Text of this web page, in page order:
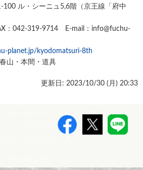
ル・シーニュ5,6階（京王線「府中
：042-319-9714 E-mail：info@fuchu-
planet.jp/kyodomatsuri-8th
山・本間・道具
更新日: 2023/10/30 ( 月 ) 20:33